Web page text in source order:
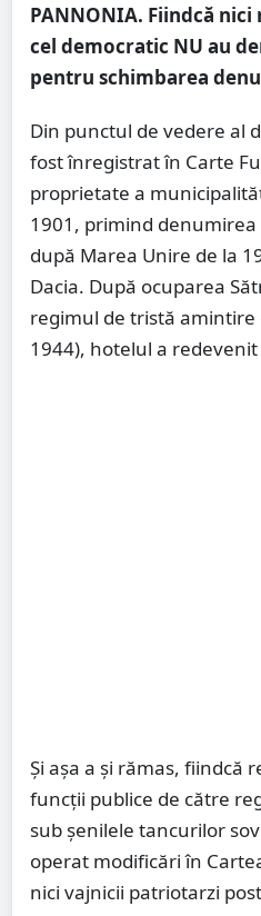
PANNONIA. Fiindcă
cel democratic NU au
pentru schimbarea
Din punctul de vedere al
fost înregistrat în Carte
proprietate a
1901, primind
după Marea Unire de la
Dacia. După ocuparea
regimul de tristă amintire
1944), hotelul a
Și așa a și rămas, fiindcă
funcții publice de către
sub șenilele tancurilor
operat modificări în
nici vajnicii patriotarzi